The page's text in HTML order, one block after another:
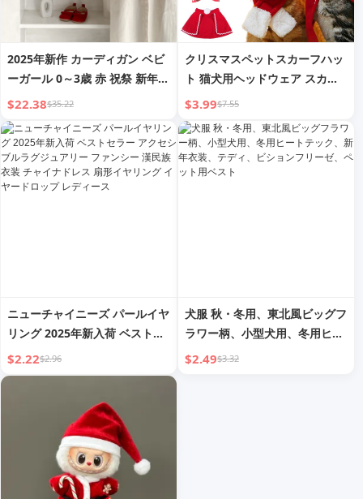
2025年新作 カーディガン ベビ
ーガール 0～3歳 赤 祝祭 新年
衣装 ハートレースリボン ニッ
トコート
$22.38$35.22
クリスマスペットスカーフハッ
ト 猫犬用ヘッドウェア スカー
フ マント 変身コスチューム ヘ
ッドバンド ケープ クリスマス
衣装 卸売
$3.99$7.55
ニューチャイニーズ パールイヤ
リング 2025年新入荷 ベストセ
ラー アクセシブルラグジュアリ
ー ファンシー 漢民族衣装 チャ
ヤードロップ レディース
$2.22$2.96
犬服 秋・冬用、東北風ビッグフ
ラワー柄、小型犬用、冬用ヒー
トテック、新年衣装、テディ、
$2.49$3.32